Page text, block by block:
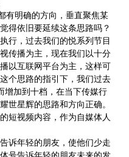
有明确的方向，垂直聚焦某
得依旧要延续这条思路吗？
行，过去我们的悦系列节目
传播为主，现在我们以十分
以互联网平台为主，这样可
个思路的指引下，我们过去
增加到十档，在当下传媒行
世星辉的思路和方向正确。
短视频内容，作为自媒体人
诉年轻的朋友，使他们少走
号告诉年轻的朋友未来的发